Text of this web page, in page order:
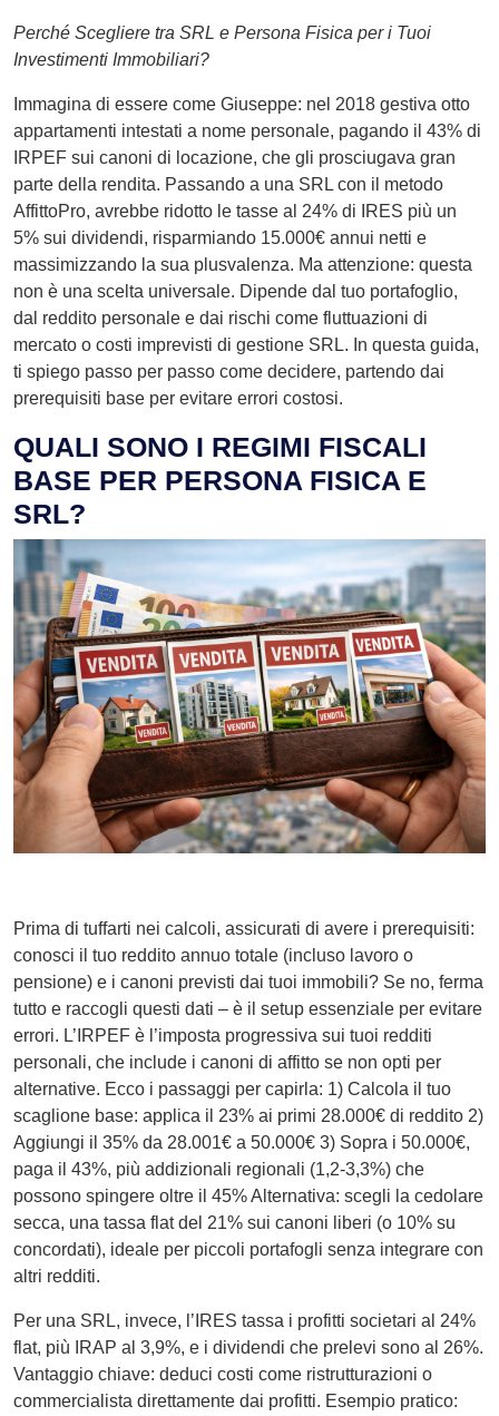
Perché Scegliere tra SRL e Persona Fisica per i Tuoi
Investimenti Immobiliari?
Immagina di essere come Giuseppe: nel 2018 gestiva otto
appartamenti intestati a nome personale, pagando il 43% di
IRPEF sui canoni di locazione, che gli prosciugava gran
parte della rendita. Passando a una SRL con il metodo
AffittoPro, avrebbe ridotto le tasse al 24% di IRES più un
5% sui dividendi, risparmiando 15.000€ annui netti e
massimizzando la sua plusvalenza. Ma attenzione: questa
non è una scelta universale. Dipende dal tuo portafoglio,
dal reddito personale e dai rischi come fluttuazioni di
mercato o costi imprevisti di gestione SRL. In questa guida,
ti spiego passo per passo come decidere, partendo dai
prerequisiti base per evitare errori costosi.
QUALI SONO I REGIMI FISCALI
BASE PER PERSONA FISICA E
SRL?
Prima di tuffarti nei calcoli, assicurati di avere i prerequisiti:
conosci il tuo reddito annuo totale (incluso lavoro o
pensione) e i canoni previsti dai tuoi immobili? Se no, ferma
tutto e raccogli questi dati – è il setup essenziale per evitare
errori. L’IRPEF è l’imposta progressiva sui tuoi redditi
personali, che include i canoni di affitto se non opti per
alternative. Ecco i passaggi per capirla: 1) Calcola il tuo
scaglione base: applica il 23% ai primi 28.000€ di reddito 2)
Aggiungi il 35% da 28.001€ a 50.000€ 3) Sopra i 50.000€,
paga il 43%, più addizionali regionali (1,2-3,3%) che
possono spingere oltre il 45% Alternativa: scegli la cedolare
secca, una tassa flat del 21% sui canoni liberi (o 10% su
concordati), ideale per piccoli portafogli senza integrare con
altri redditi.
Per una SRL, invece, l’IRES tassa i profitti societari al 24%
flat, più IRAP al 3,9%, e i dividendi che prelevi sono al 26%.
Vantaggio chiave: deduci costi come ristrutturazioni o
commercialista direttamente dai profitti. Esempio pratico: